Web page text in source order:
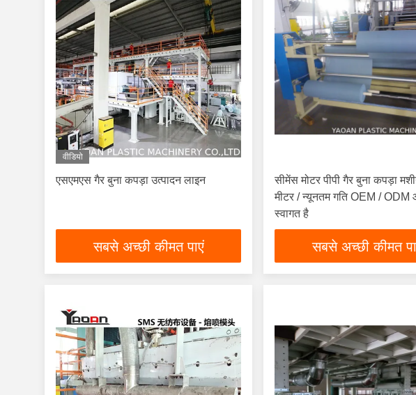
वीडियो
एसएमएस गैर बुना कपड़ा उत्पादन लाइन
सबसे अच्छी कीमत पाएं
सीमेंस मोटर पीपी गैर बुना कपड़ा
मीटर / न्यूनतम गति OEM / ODM
स्वागत है
सबसे अच्छी कीमत